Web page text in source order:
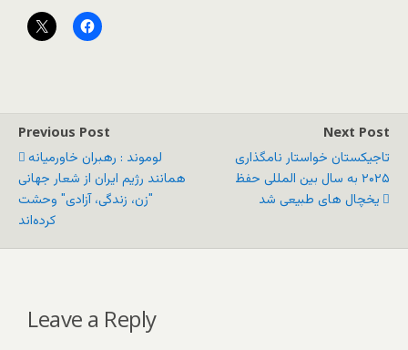
Previous Post
لوموند : رهبران خاورمیانه
همانند رژیم ایران از شعار جهانی
"زن، زندگی، آزادی" وحشت
کرده‌اند
Next Post
تاجیکستان خواستار نامگذاری
۲۰۲۵ به سال بین المللی حفظ
یخچال های طبیعی شد
Leave a Reply